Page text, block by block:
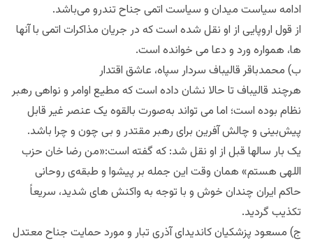
ادامه سیاست میدان و سیاست اتمی جناح تندرو می‌باشد.
از قول اروپایی از او نقل شده است که در جریان مذاکرات اتمی با آنها
ها، همواره ورد و دعا می خوانده است.
ب) محمدباقر قالیباف سردار سپاه، عاشق اقتدار
هرچند قالیباف تا حالا نشان داده است که مطیع اوامر و نواهی رهبر
نظام بوده است؛ اما می تواند به‌صورت بالقوه یک عنصر غیر قابل
پیش‌بینی و چالش آفرین برای رهبر مقتدر و بی چون و چرا باشد.
یک بار سالها قبل از او نقل شد: که گفته است:«من رضا خان حزب
اللهی هستم» همان وقت این جمله بر پیشوا و طبقه‌ی روحانی
حاکم ایران چندان خوش و با توجه به واکنش های شدید، سریعاً
تکذیب گردید.
ج) مسعود پزشکیان کاندیدای آذری تبار و مورد حمایت جناح معتدل